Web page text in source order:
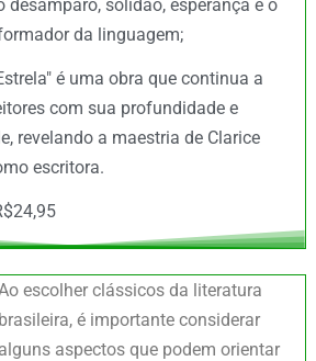
desamparo, solidão, esperança e o
da linguagem;
é uma obra que continua a
com sua profundidade e
revelando a maestria de Clarice
escritora.
escolher clássicos da literatura
brasileira, é importante considerar
alguns aspectos que podem orientar